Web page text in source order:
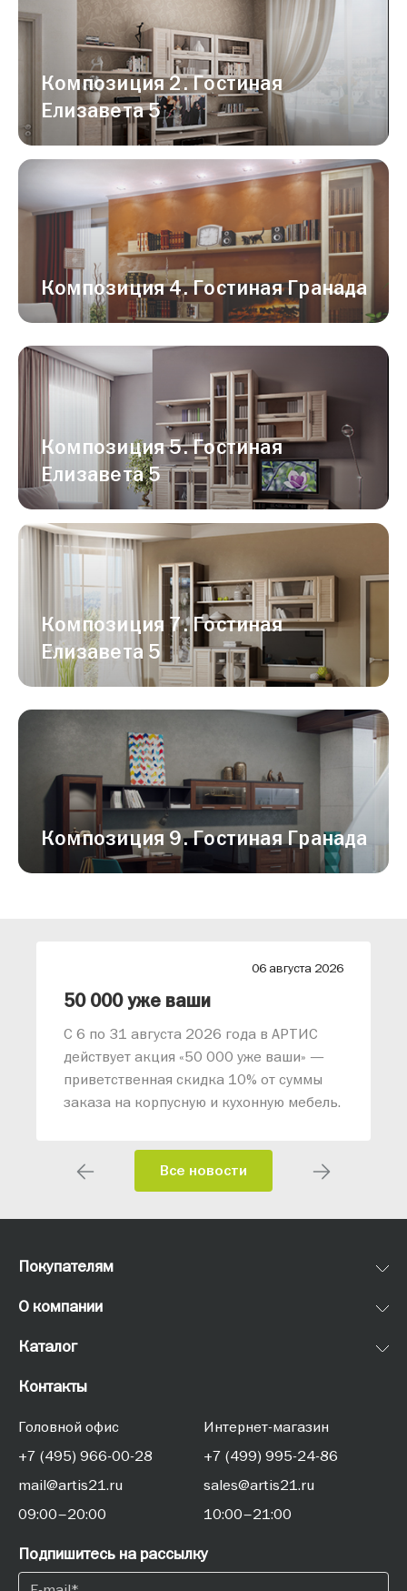
Композиция 2. Гостиная
Елизавета 5
Композиция 4. Гостиная Гранада
Композиция 5. Гостиная
Елизавета 5
Композиция 7. Гостиная
Елизавета 5
Композиция 9. Гостиная Гранада
06 августа 2026
50 000 уже ваши
С 6 по 31 августа 2026 года в АРТИС
действует акция «50 000 уже ваши» —
приветственная скидка 10% от суммы
заказа на корпусную и кухонную мебель.
Все новости
Покупателям
О компании
Каталог
Контакты
Головной офис
+7 (495) 966-00-28
mail@artis21.ru
09:00–20:00
Интернет-магазин
+7 (499) 995-24-86
sales@artis21.ru
10:00–21:00
Подпишитесь на рассылку